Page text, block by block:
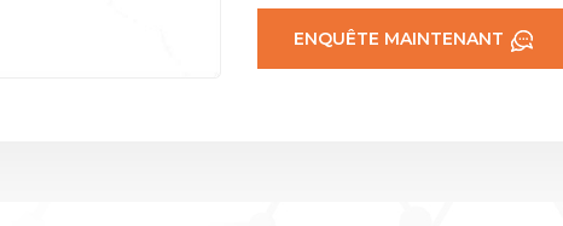
ENQUÊTE MAINTENANT